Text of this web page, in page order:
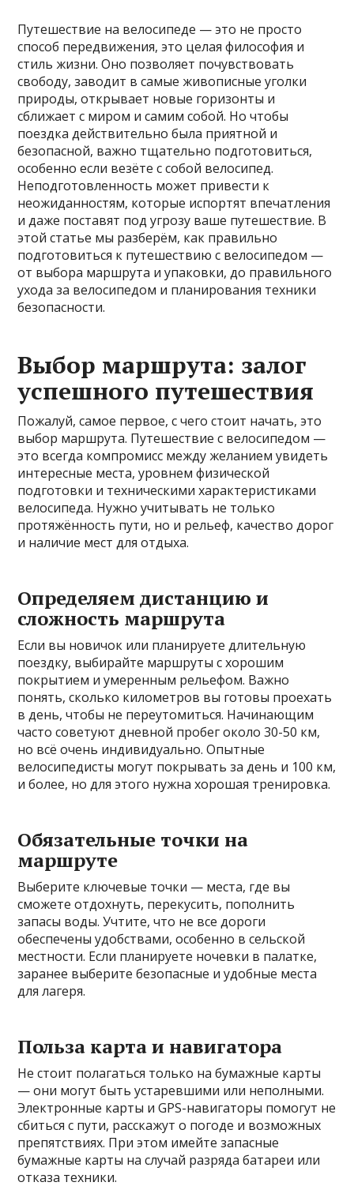
Путешествие на велосипеде — это не просто
способ передвижения, это целая философия и
стиль жизни. Оно позволяет почувствовать
свободу, заводит в самые живописные уголки
природы, открывает новые горизонты и
сближает с миром и самим собой. Но чтобы
поездка действительно была приятной и
безопасной, важно тщательно подготовиться,
особенно если везёте с собой велосипед.
Неподготовленность может привести к
неожиданностям, которые испортят впечатления
и даже поставят под угрозу ваше путешествие. В
этой статье мы разберём, как правильно
подготовиться к путешествию с велосипедом —
от выбора маршрута и упаковки, до правильного
ухода за велосипедом и планирования техники
безопасности.
Выбор маршрута: залог
успешного путешествия
Пожалуй, самое первое, с чего стоит начать, это
выбор маршрута. Путешествие с велосипедом —
это всегда компромисс между желанием увидеть
интересные места, уровнем физической
подготовки и техническими характеристиками
велосипеда. Нужно учитывать не только
протяжённость пути, но и рельеф, качество дорог
и наличие мест для отдыха.
Определяем дистанцию и
сложность маршрута
Если вы новичок или планируете длительную
поездку, выбирайте маршруты с хорошим
покрытием и умеренным рельефом. Важно
понять, сколько километров вы готовы проехать
в день, чтобы не переутомиться. Начинающим
часто советуют дневной пробег около 30-50 км,
но всё очень индивидуально. Опытные
велосипедисты могут покрывать за день и 100 км,
и более, но для этого нужна хорошая тренировка.
Обязательные точки на
маршруте
Выберите ключевые точки — места, где вы
сможете отдохнуть, перекусить, пополнить
запасы воды. Учтите, что не все дороги
обеспечены удобствами, особенно в сельской
местности. Если планируете ночевки в палатке,
заранее выберите безопасные и удобные места
для лагеря.
Польза карта и навигатора
Не стоит полагаться только на бумажные карты
— они могут быть устаревшими или неполными.
Электронные карты и GPS-навигаторы помогут не
сбиться с пути, расскажут о погоде и возможных
препятствиях. При этом имейте запасные
бумажные карты на случай разряда батареи или
отказа техники.